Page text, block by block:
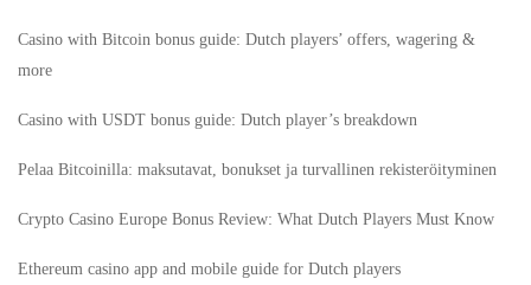
Casino with Bitcoin bonus guide: Dutch players’ offers, wagering &
more
Casino with USDT bonus guide: Dutch player’s breakdown
Pelaa Bitcoinilla: maksutavat, bonukset ja turvallinen rekisteröityminen
Crypto Casino Europe Bonus Review: What Dutch Players Must Know
Ethereum casino app and mobile guide for Dutch players